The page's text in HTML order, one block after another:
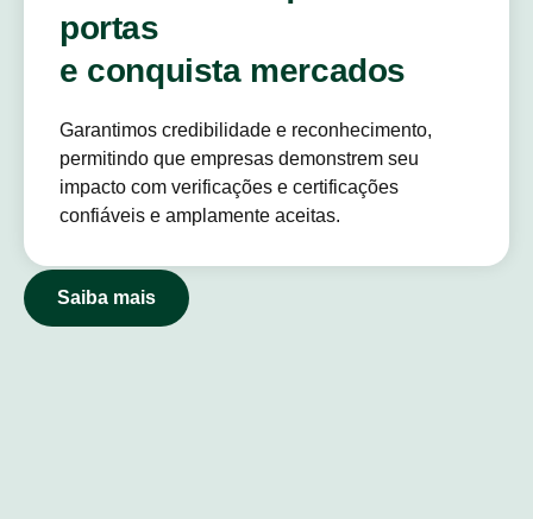
portas
e conquista mercados
Garantimos credibilidade e reconhecimento,
permitindo que empresas demonstrem seu
impacto com verificações e certificações
confiáveis e amplamente aceitas.
Saiba mais